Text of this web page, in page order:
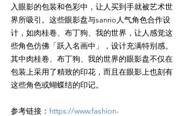
入眼影的包装和色彩中，让人买到手就被艺术世
界所吸引。这些眼影盘与sanrio人气角色合作设
计，如肉桂卷、布丁狗、我的世界，让人感觉这
些角色仿佛「跃入名画中」，设计充满特别感。
其中肉桂卷、布丁狗、我的世界的眼影盘不仅在
包装上采用了精致的印花，而且在眼影上也刻有
参考链接： https://www.fashion-